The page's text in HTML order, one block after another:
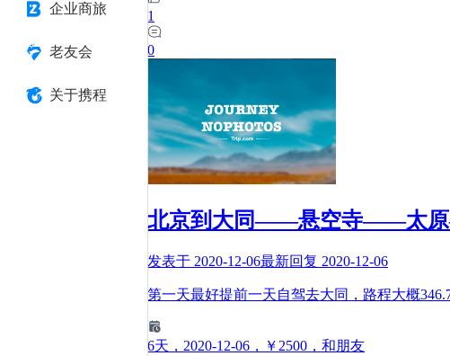
企业商旅
老友会
关于携程
1
0
北京到大同——悬空寺——太
发表于 2020-12-06最新回复 2020-12-06
第一天最好提前一天自驾去大同，路程大概
6天 ，2020-12-06 ，￥2500 ，和朋友